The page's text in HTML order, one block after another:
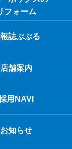
フォーム
誌ぶぶる
店舗案内
用NAVI
お知らせ